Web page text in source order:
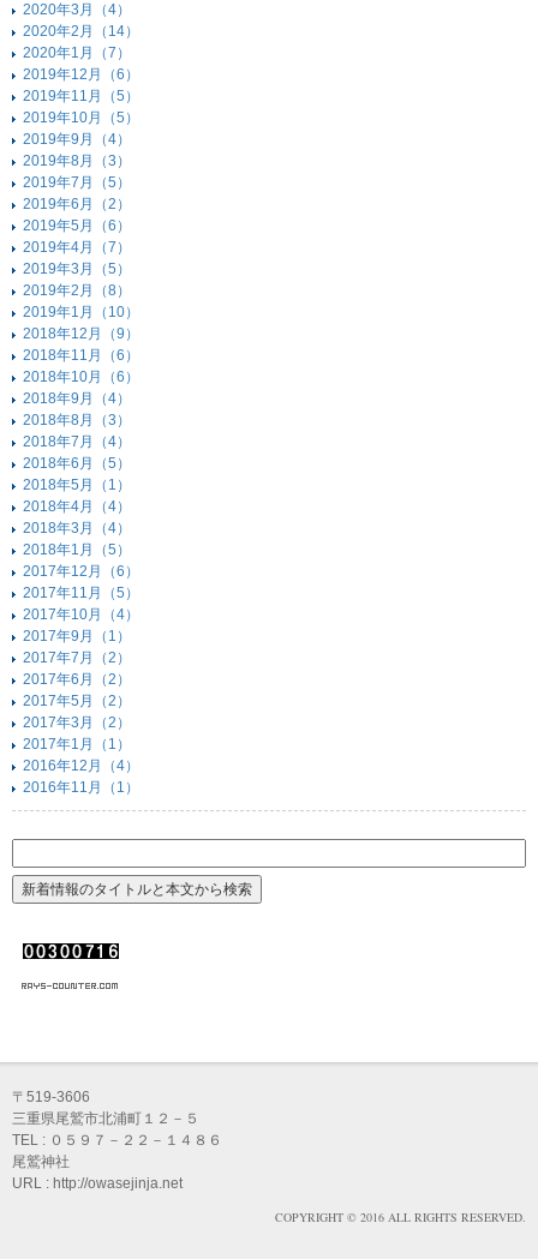
2020年3月（4）
2020年2月（14）
2020年1月（7）
2019年12月（6）
2019年11月（5）
2019年10月（5）
2019年9月（4）
2019年8月（3）
2019年7月（5）
2019年6月（2）
2019年5月（6）
2019年4月（7）
2019年3月（5）
2019年2月（8）
2019年1月（10）
2018年12月（9）
2018年11月（6）
2018年10月（6）
2018年9月（4）
2018年8月（3）
2018年7月（4）
2018年6月（5）
2018年5月（1）
2018年4月（4）
2018年3月（4）
2018年1月（5）
2017年12月（6）
2017年11月（5）
2017年10月（4）
2017年9月（1）
2017年7月（2）
2017年6月（2）
2017年5月（2）
2017年3月（2）
2017年1月（1）
2016年12月（4）
2016年11月（1）
〒519-3606
三重県尾鷲市北浦町１２－５
TEL : ０５９７－２２－１４８６
尾鷲神社
URL : http://owasejinja.net
COPYRIGHT © 2016 ALL RIGHTS RESERVED.